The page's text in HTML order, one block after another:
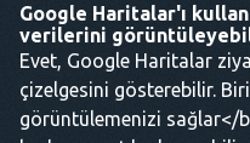
Google Haritalar'ı
verilerini
Evet, Google Haritalar
çizelgesini gösterebilir.
görüntülemenizi sağlar</